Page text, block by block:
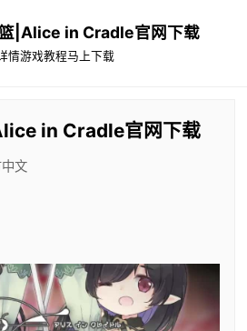
|Alice in Cradle官网下载
情游戏教程马上下载
in Cradle官网下载
文